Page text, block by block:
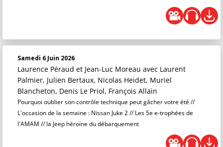
Samedi 6 Juin 2026
Laurence Péraud et Jean-Luc Moreau avec Laurent
Palmier, Julien Bertaux, Nicolas Heidet, Muriel
Blancheton, Denis Le Priol, François Allain
Pourquoi oublier son contrôle technique peut gâcher votre été //
L'occasion de la semaine : Nissan Juke 2 // Les 5e e-trophées de
l'AMAM // la Jeep héroïne du débarquement